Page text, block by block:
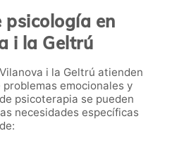
psicología en
i la Geltrú
i la Geltrú atienden
emocionales y
psicoterapia se pueden
necesidades específicas